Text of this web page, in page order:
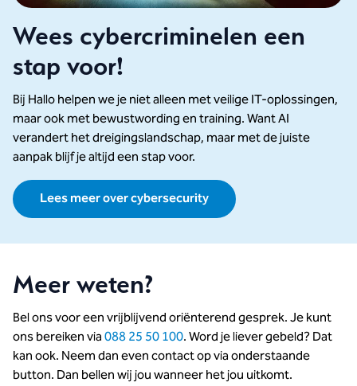
Wees cybercriminelen een
stap voor!
Bij Hallo helpen we je niet alleen met veilige IT-oplossingen,
maar ook met bewustwording en training. Want AI
verandert het dreigingslandschap, maar met de juiste
aanpak blijf je altijd een stap voor.
Lees meer over cybersecurity
Meer weten?
Bel ons voor een vrijblijvend oriënterend gesprek. Je kunt
ons bereiken via088 25 50 100. Word je liever gebeld? Dat
kan ook. Neem dan even contact op via onderstaande
button. Dan bellen wij jou wanneer het jou uitkomt.